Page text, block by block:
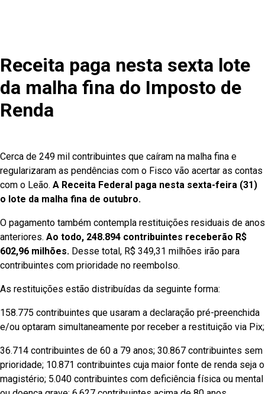
Receita paga nesta sexta lote
da malha fina do Imposto de
Renda
Cerca de 249 mil contribuintes que caíram na malha fina e
regularizaram as pendências com o Fisco vão acertar as contas
com o Leão. A Receita Federal paga nesta sexta-feira (31)
o lote da malha fina de outubro.
O pagamento também contempla restituições residuais de anos
anteriores. Ao todo, 248.894 contribuintes receberão R$
602,96 milhões. Desse total, R$ 349,31 milhões irão para
contribuintes com prioridade no reembolso.
As restituições estão distribuídas da seguinte forma:
158.775 contribuintes que usaram a declaração pré-preenchida
e/ou optaram simultaneamente por receber a restituição via Pix;
36.714 contribuintes de 60 a 79 anos; 30.867 contribuintes sem
prioridade; 10.871 contribuintes cuja maior fonte de renda seja o
magistério; 5.040 contribuintes com deficiência física ou mental